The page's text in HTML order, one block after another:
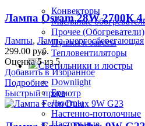
Конвекторы
Масляные
Прочее (Обогреватели)
Пушки и завесы
Тепловентиляторы
Светильники и люстры
Downlight
Бра
Люстры
Настенно-потолочные
Настольные
Лампа Osram 28W 2700К
Лампы, Лампа энергосберегающая
299.00 руб.
Оценка5из 5
Добавить в Избранное
Подробнее
Быстрый просмотр